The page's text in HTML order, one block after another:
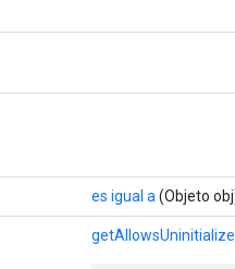
es igual a (Objeto